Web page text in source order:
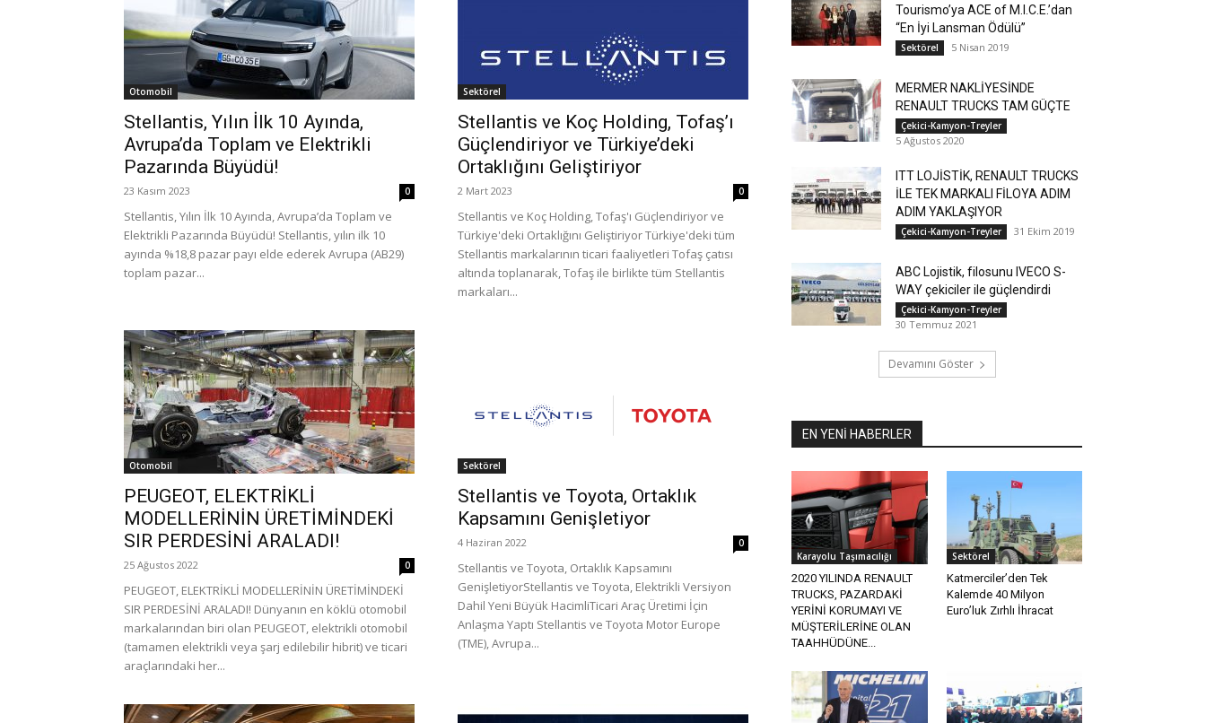
Otomobil
Stellantis, Yılın İlk 10 Ayında,
Avrupa’da Toplam ve Elektrikli
Pazarında Büyüdü!
23 Kasım 2023 0
Stellantis, Yılın İlk 10 Ayında, Avrupa’da Toplam ve
Elektrikli Pazarında Büyüdü! Stellantis, yılın ilk 10
ayında %18,8 pazar payı elde ederek Avrupa (AB29)
toplam pazar...
Sektörel
Stellantis ve Koç Holding, Tofaş’ı
Güçlendiriyor ve Türkiye’deki
Ortaklığını Geliştiriyor
2 Mart 2023 0
Stellantis ve Koç Holding, Tofaş'ı Güçlendiriyor ve
Türkiye'deki Ortaklığını Geliştiriyor Türkiye'deki tüm
Stellantis markalarının ticari faaliyetleri Tofaş çatısı
altında toplanarak, Tofaş ile birlikte tüm Stellantis
markaları...
Otomobil
PEUGEOT, ELEKTRİKLİ
MODELLERİNİN ÜRETİMİNDEKİ
SIR PERDESİNİ ARALADI!
25 Ağustos 2022 0
PEUGEOT, ELEKTRİKLİ MODELLERİNİN ÜRETİMİNDEKİ
SIR PERDESİNİ ARALADI! Dünyanın en köklü otomobil
markalarından biri olan PEUGEOT, elektrikli otomobil
(tamamen elektrikli veya şarj edilebilir hibrit) ve ticari
araçlarındaki her...
Sektörel
Stellantis ve Toyota, Ortaklık
Kapsamını Genişletiyor
4 Haziran 2022 0
Stellantis ve Toyota, Ortaklık Kapsamını
GenişletiyorStellantis ve Toyota, Elektrikli Versiyon
Dahil Yeni Büyük HacimliTicari Araç Üretimi İçin
Anlaşma Yaptı Stellantis ve Toyota Motor Europe
(TME), Avrupa...
Tourismo’ya ACE of M.I.C.E.’dan
“En İyi Lansman Ödülü”
Sektörel 5 Nisan 2019
MERMER NAKLİYESİNDE
RENAULT TRUCKS TAM GÜÇTE
Çekici-Kamyon-Treyler
5 Ağustos 2020
ITT LOJİSTİK, RENAULT TRUCKS
İLE TEK MARKALI FİLOYA ADIM
ADIM YAKLAŞIYOR
Çekici-Kamyon-Treyler 31 Ekim 2019
ABC Lojistik, filosunu IVECO S-
WAY çekiciler ile güçlendirdi
Çekici-Kamyon-Treyler
30 Temmuz 2021
Devamını Göster
EN YENİ HABERLER
Karayolu Taşımacılığı
2020 YILINDA RENAULT
TRUCKS, PAZARDAKİ
YERİNİ KORUMAYI VE
MÜŞTERİLERİNE OLAN
TAAHHÜDÜNE...
Sektörel
Katmerciler’den Tek
Kalemde 40 Milyon
Euro’luk Zırhlı İhracat